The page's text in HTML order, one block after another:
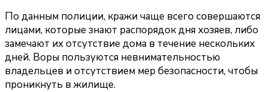
По данным полиции, кражи чаще всего совершаются
лицами, которые знают распорядок дня хозяев, либо
замечают их отсутствие дома в течение нескольких
дней. Воры пользуются невнимательностью
владельцев и отсутствием мер безопасности, чтобы
проникнуть в жилище.